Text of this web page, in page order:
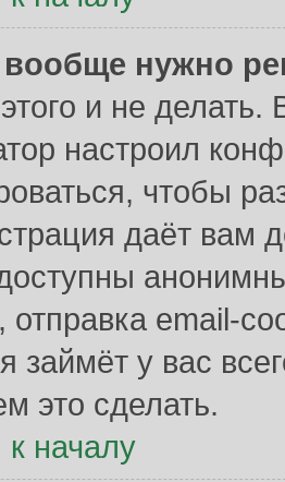
нужно
и не делать.
настроил
чтобы
даёт вам
email-
займёт у вас
это сделать.
к началу